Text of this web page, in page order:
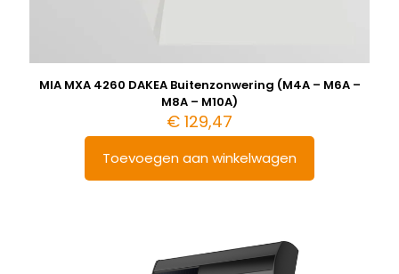
MIA MXA 4260 DAKEA Buitenzonwering (M4A – M6A –
M8A – M10A)
€ 129,47
Toevoegen aan winkelwagen